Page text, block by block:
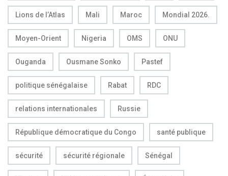
Lions de l’Atlas Mali Maroc Mondial 2026.
Moyen-Orient Nigeria OMS ONU
Ouganda Ousmane Sonko Pastef
politique sénégalaise Rabat RDC
relations internationales Russie
République démocratique du Congo santé publique
sécurité sécurité régionale Sénégal